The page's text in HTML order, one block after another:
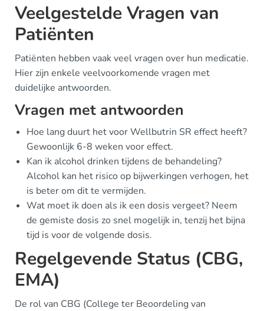
Veelgestelde Vragen van
Patiënten
Patiënten hebben vaak veel vragen over hun medicatie.
Hier zijn enkele veelvoorkomende vragen met
duidelijke antwoorden.
Vragen met antwoorden
Hoe lang duurt het voor Wellbutrin SR effect heeft?
Gewoonlijk 6-8 weken voor effect.
Kan ik alcohol drinken tijdens de behandeling?
Alcohol kan het risico op bijwerkingen verhogen, het
is beter om dit te vermijden.
Wat moet ik doen als ik een dosis vergeet? Neem
de gemiste dosis zo snel mogelijk in, tenzij het bijna
tijd is voor de volgende dosis.
Regelgevende Status (CBG,
EMA)
De rol van CBG (College ter Beoordeling van